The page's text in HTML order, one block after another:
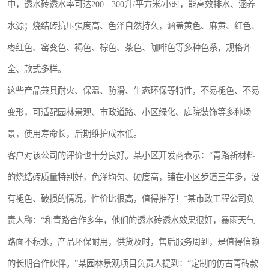
中，透水砖透水率可达200 - 300升/平方米/小时，能高效排水、涵养
水源；烧结砖抗压强度高、色泽自然持久，涵盖黄色、麻黄、红色、
枣红色、窑变色、褐色、棕色、茶色、咖啡色等多种色系，规格齐
全、款式多样。
这些产品兼具耐火、保温、防滑、生态环保等特性，不易褪色、不易
变形，可适配园林景观、市政道路、小区绿化、庭院装饰等多种场
景，使用寿命长，后期维护成本低。
客户对该公司的评价也十分良好。某小区开发商表示：“青路新材料
的烧结砖质量特别好，色泽均匀、硬度高，铺在小区步道三年多，没
有褪色、破损的情况，性价比很高，值得推荐！”某市政工程公司负
责人称：“和青路合作多年，他们的透水砖透水效果很好，暴雨天气
路面不积水，产品环保耐用，供货及时，售后服务周到，是值得信赖
的长期合作伙伴。”某园林景观项目负责人提到：“定制的仿古青砖款